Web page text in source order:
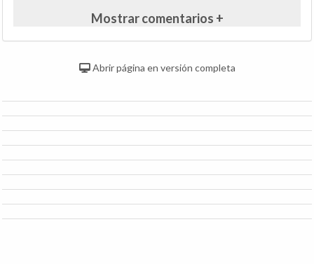
Mostrar comentarios +
Abrir página en versión completa